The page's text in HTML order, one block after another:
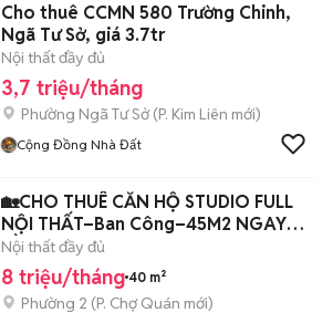
Cho thuê CCMN 580 Trường Chinh,
Ngã Tư Sở, giá 3.7tr
Nội thất đầy đủ
3,7 triệu/tháng
Phường Ngã Tư Sở(P. Kim Liên mới)
Cộng Đồng Nhà Đất
🏡CHO THUÊ CĂN HỘ STUDIO FULL
NỘI THẤT–Ban Công–45M2 NGAY
CẦU CHỮ Y Q.5
Nội thất đầy đủ
8 triệu/tháng 40 m²
Phường 2 (P. Chợ Quán mới)